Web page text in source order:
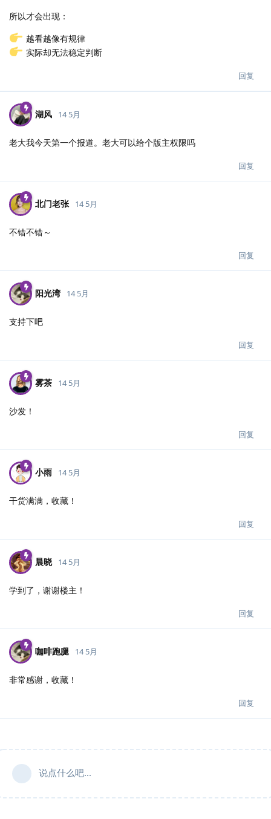
所以才会出现：
越看越像有规律
实际却无法稳定判断
回复
湖风 14 5月
老大我今天第一个报道。老大可以给个版主权限吗
回复
北门老张 14 5月
不错不错～
回复
阳光湾 14 5月
支持下吧
回复
雾茶 14 5月
沙发！
回复
小雨 14 5月
干货满满，收藏！
回复
晨晓 14 5月
学到了，谢谢楼主！
回复
咖啡跑腿 14 5月
非常感谢，收藏！
回复
说点什么吧...